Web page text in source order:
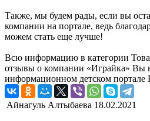
Также, мы будем рады, если вы
компании на портале, ведь
можем стать еще лучше!
Всю информацию в категории
отзывы о компании «Играйка» Вы
информационном детском портале
Айнагуль Алтыбаева 18.02.2021